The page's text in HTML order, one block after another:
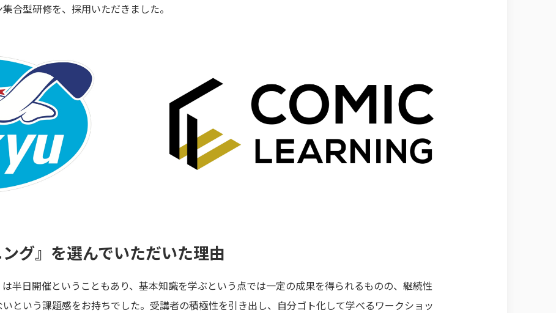
合型研修を、採用いただきました。
ング』を選んでいただいた理由
半日開催ということもあり、基本知識を学ぶという点では一定の成果を得られるものの、継続性
という課題感をお持ちでした。受講者の積極性を引き出し、自分ゴト化して学べるワークショッ